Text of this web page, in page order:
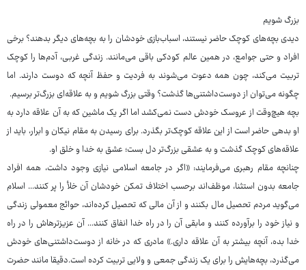
بزرگ شویم
دیدی بچه‌های کوچک حاضر نیستند، اسباب‌بازی خودشان را به بچه‌های دیگر بدهند؟ برخی
افراد و حتی جوامع، در همین عالم کودکی باقی می‌مانند. زندگی غربی، آدم‌ها را کوچک
تربیت می‌کند، چون همه دعوت می‌شوند به فردیت و حفظ آنچه که دوست دارند. اما
چگونه می‌توان از دوست‌داشتنی‌ها گذشت؟ وقتی بزرگ شویم و به علاقه‌ای بزرگ‌تر برسیم.
بچه هیچ‌وقت از عروسک خودش دست نمی‌کشد اما اگر یک ماشین که به آن علاقه دارد به
او بدهی حاضر است از این علاقه کوچک‌تر بگذرد. برای رسیدن به مقام نیکان و ابرار، باید از
علاقه‌های کوچک گذشت و به عشقی بزرگ‌تر دل بست؛ عشق به خدا و خلق او.
چنانچه مقام رهبری می‌فرمایند: «اگر در جامعه اسلامی نیازی وجود داشت، همه افراد
جامعه بدون استثنا، موظف‌اند برحسب اختلاف تمکن خودشان آن خلأ را پر کنند... اسلام
می‌گوید مردم تحصیل مال بکنند و از آن مالی که تحصیل کرده‌اند، حوائج معمولی زندگی
و نیاز خود را برآورده کنند و مابقی آن را در راه خدا انفاق کنند... آن عزیزترهاش را در راه
خدا بده، آنچه بیشتر به آن علاقه داری.» مادری که در خانه از دوست‌داشتنی‌های خودش
می‌گذرد، بچه‌هایش را برای یک زندگی جمعی و ولایی تربیت کرده است.دقیقا مانند حضرت